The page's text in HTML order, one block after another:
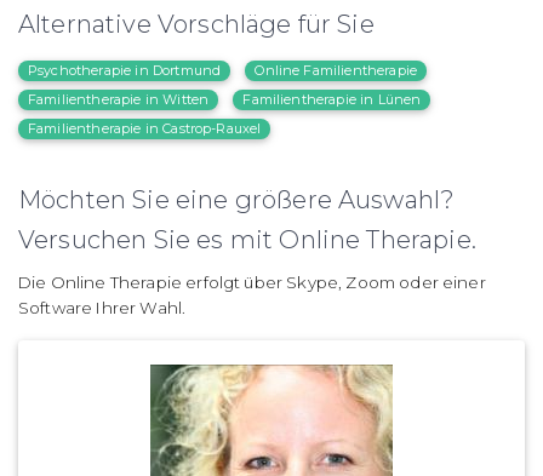
Alternative Vorschläge für Sie
Psychotherapie in Dortmund
Online Familientherapie
Familientherapie in Witten
Familientherapie in Lünen
Familientherapie in Castrop-Rauxel
Möchten Sie eine größere Auswahl?
Versuchen Sie es mit Online Therapie.
Die Online Therapie erfolgt über Skype, Zoom oder einer
Software Ihrer Wahl.